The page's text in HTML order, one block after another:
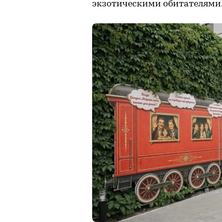
экзотическими